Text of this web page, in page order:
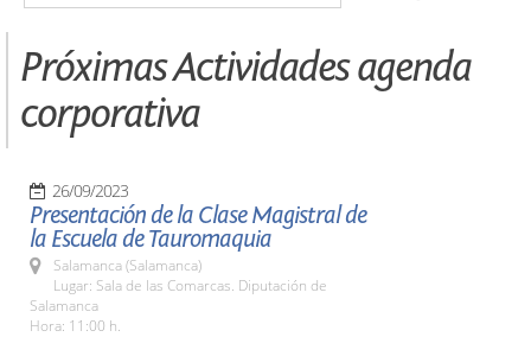
Próximas Actividades agenda
corporativa
26/09/2023
Presentación de la Clase Magistral de
la Escuela de Tauromaquia
Salamanca (Salamanca)
Lugar: Sala de las Comarcas. Diputación de
Salamanca
Hora: 11:00 h.